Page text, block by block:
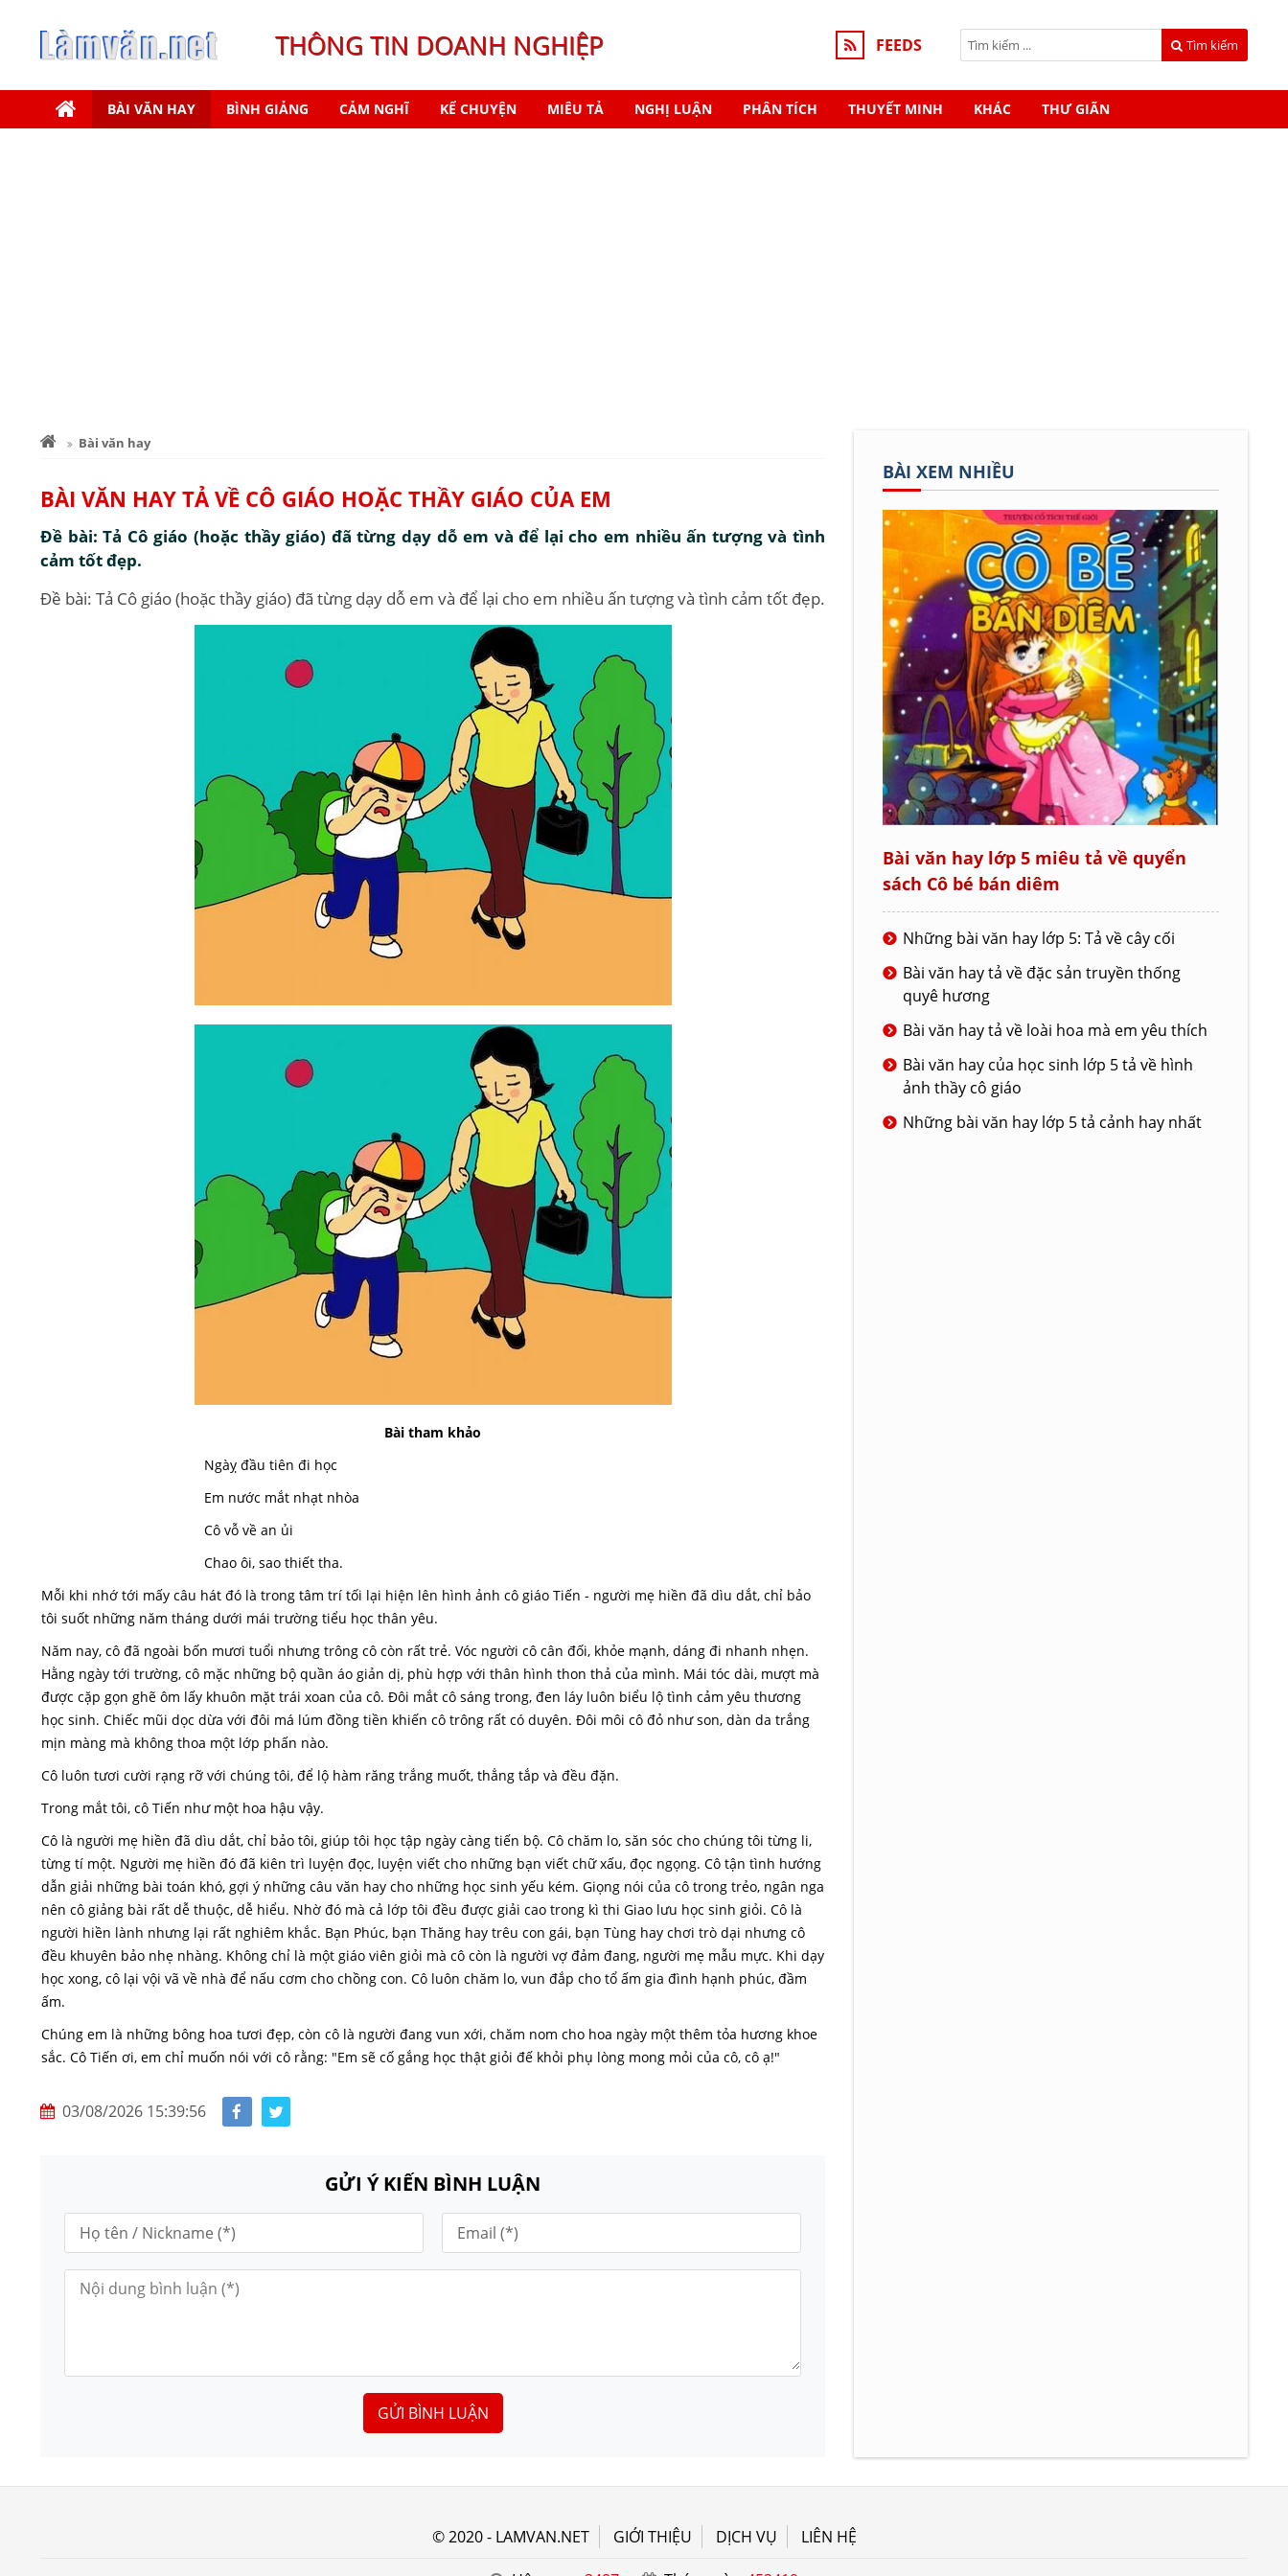
THÔNG TIN DOANH NGHIỆP FEEDS Tìm kiếm
BÀI VĂN HAY BÌNH GIẢNG CẢM NGHĨ KỂ CHUYỆN MIÊU TẢ NGHỊ LUẬN PHÂN TÍCH THUYẾT MINH KHÁC THƯ GIÃN
Bài văn hay
BÀI VĂN HAY TẢ VỀ CÔ GIÁO HOẶC THẦY GIÁO CỦA EM
Đề bài: Tả Cô giáo (hoặc thầy giáo) đã từng dạy dỗ em và để lại cho em nhiều ấn tượng và tình
cảm tốt đẹp.
Đề bài: Tả Cô giáo (hoặc thầy giáo) đã từng dạy dỗ em và để lại cho em nhiều ấn tượng và tình cảm tốt đẹp.
Bài tham khảo
Ngàỵ đầu tiên đi học
Em nước mắt nhạt nhòa
Cô vỗ về an ủi
Chao ôi, sao thiết tha.
Mỗi khi nhớ tới mấy câu hát đó là trong tâm trí tối lại hiện lên hình ảnh cô giáo Tiến - người mẹ hiền đã dìu dắt, chỉ bảo
tôi suốt những năm tháng dưới mái trường tiểu học thân yêu.
Năm nay, cô đã ngoài bốn mươi tuổi nhưng trông cô còn rất trẻ. Vóc người cô cân đối, khỏe mạnh, dáng đi nhanh nhẹn.
Hằng ngày tới trường, cô mặc những bộ quần áo giản dị, phù hợp với thân hình thon thả của mình. Mái tóc dài, mượt mà
được cặp gọn ghẽ ôm lấy khuôn mặt trái xoan của cô. Đôi mắt cô sáng trong, đen láy luôn biểu lộ tình cảm yêu thương
học sinh. Chiếc mũi dọc dừa với đôi má lúm đồng tiền khiến cô trông rất có duyên. Đôi môi cô đỏ như son, dàn da trắng
mịn màng mà không thoa một lớp phấn nào.
Cô luôn tươi cười rạng rỡ với chúng tôi, để lộ hàm răng trắng muốt, thẳng tắp và đều đặn.
Trong mắt tôi, cô Tiến như một hoa hậu vậy.
Cô là người mẹ hiền đã dìu dắt, chỉ bảo tôi, giúp tôi học tập ngày càng tiến bộ. Cô chăm lo, săn sóc cho chúng tôi từng li,
từng tí một. Người mẹ hiền đó đã kiên trì luyện đọc, luyện viết cho những bạn viết chữ xấu, đọc ngọng. Cô tận tình hướng
dẫn giải những bài toán khó, gợi ý những câu văn hay cho những học sinh yếu kém. Giọng nói của cô trong trẻo, ngân nga
nên cô giảng bài rất dễ thuộc, dễ hiểu. Nhờ đó mà cả lớp tôi đều được giải cao trong kì thi Giao lưu học sinh giỏi. Cô là
người hiền lành nhưng lại rất nghiêm khắc. Bạn Phúc, bạn Thăng hay trêu con gái, bạn Tùng hay chơi trò dại nhưng cô
đều khuyên bảo nhẹ nhàng. Không chỉ là một giáo viên giỏi mà cô còn là người vợ đảm đang, người mẹ mẫu mực. Khi dạy
học xong, cô lại vội vã về nhà để nấu cơm cho chồng con. Cô luôn chăm lo, vun đắp cho tổ ấm gia đình hạnh phúc, đầm
ấm.
Chúng em là những bông hoa tươi đẹp, còn cô là người đang vun xới, chăm nom cho hoa ngày một thêm tỏa hương khoe
sắc. Cô Tiến ơi, em chỉ muốn nói với cô rằng: "Em sẽ cố gắng học thật giỏi đế khỏi phụ lòng mong mỏi của cô, cô ạ!"
03/08/2026 15:39:56
GỬI Ý KIẾN BÌNH LUẬN
GỬI BÌNH LUẬN
BÀI XEM NHIỀU
Bài văn hay lớp 5 miêu tả về quyển
sách Cô bé bán diêm
Những bài văn hay lớp 5: Tả về cây cối
Bài văn hay tả về đặc sản truyền thống
quyê hương
Bài văn hay tả về loài hoa mà em yêu thích
Bài văn hay của học sinh lớp 5 tả về hình
ảnh thầy cô giáo
Những bài văn hay lớp 5 tả cảnh hay nhất
© 2020 - LAMVAN.NET GIỚI THIỆU DỊCH VỤ LIÊN HỆ